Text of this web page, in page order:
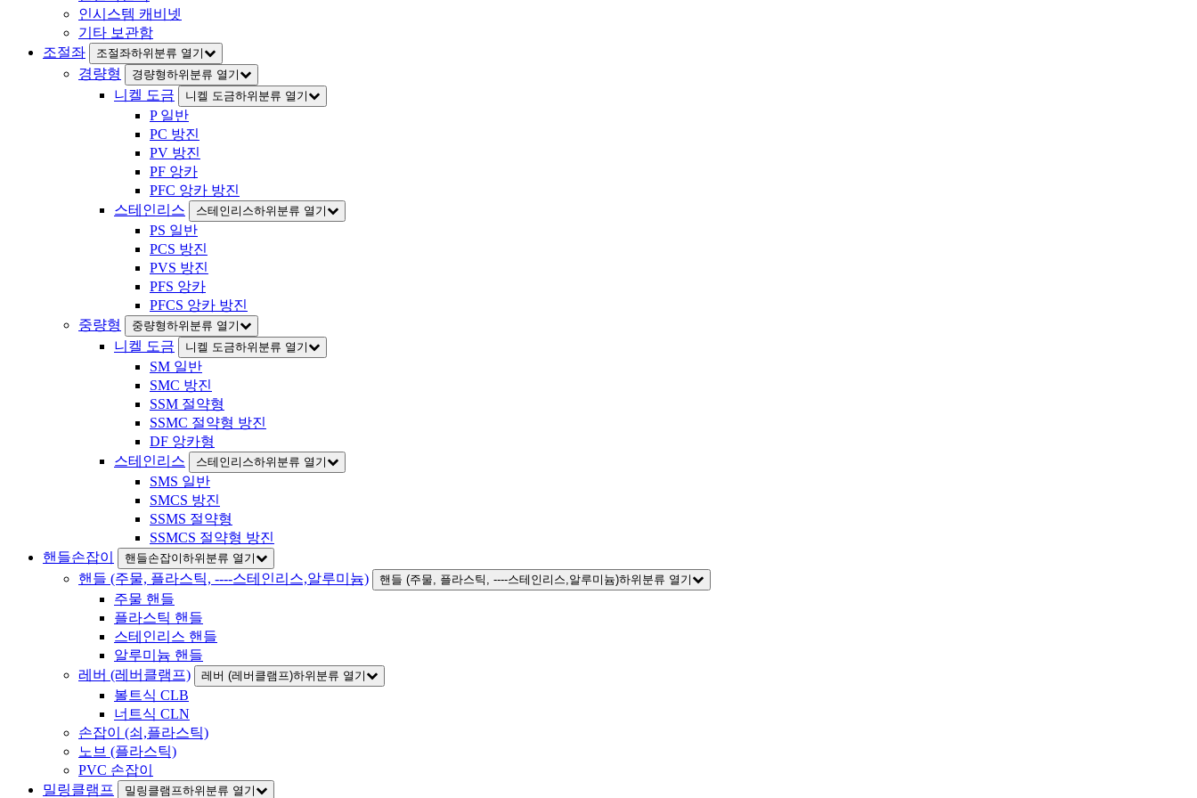
인시스템 캐비넷
기타 보관함
조절좌
조절좌하위분류 열기
경량형 경량형하위분류 열기
니켈 도금 니켈 도금하위분류 열기
P 일반
PC 방진
PV 방진
PF 앙카
PFC 앙카 방진
스테인리스
스테인리스하위분류 열기
PS 일반
PCS 방진
PVS 방진
PFS 앙카
PFCS 앙카 방진
중량형
중량형하위분류 열기
니켈 도금 니켈 도금하위분류 열기
SM 일반
SMC 방진
SSM 절약형
SSMC 절약형 방진
DF 앙카형
스테인리스
스테인리스하위분류 열기
SMS 일반
SMCS 방진
SSMS 절약형
SSMCS 절약형 방진
핸들손잡이
핸들손잡이하위분류 열기
핸들 (주물, 플라스틱, ----스테인리스,알루미늄) 핸들 (주물, 플라스틱, ----스테인리스,알루미늄)하위분류 열기
주물 핸들
플라스틱 핸들
스테인리스 핸들
알루미늄 핸들
레버 (레버클램프)
레버 (레버클램프)하위분류 열기
볼트식 CLB
너트식 CLN
손잡이 (쇠,플라스틱)
노브 (플라스틱)
PVC 손잡이
밀링클램프
밀링클램프하위분류 열기